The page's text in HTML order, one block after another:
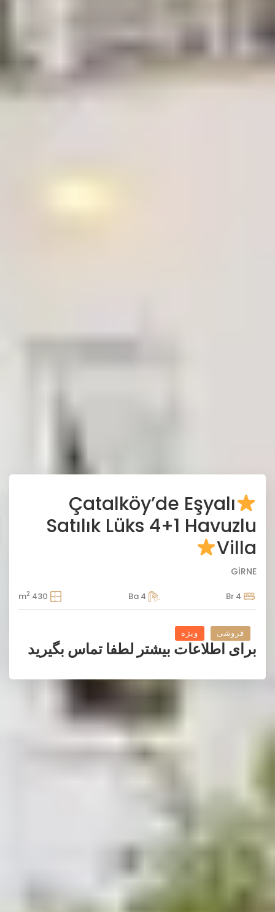
Çatalköy’de Eşyalı
Satılık Lüks 4+1 Havuzlu
Villa
GİRNE
4 Br
4 Ba
430 m
2
فروشی ویژه
برای اطلاعات بیشتر لطفا تماس بگیرید